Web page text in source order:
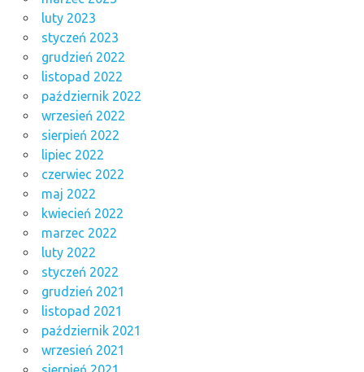
luty 2023
styczeń 2023
grudzień 2022
listopad 2022
październik 2022
wrzesień 2022
sierpień 2022
lipiec 2022
czerwiec 2022
maj 2022
kwiecień 2022
marzec 2022
luty 2022
styczeń 2022
grudzień 2021
listopad 2021
październik 2021
wrzesień 2021